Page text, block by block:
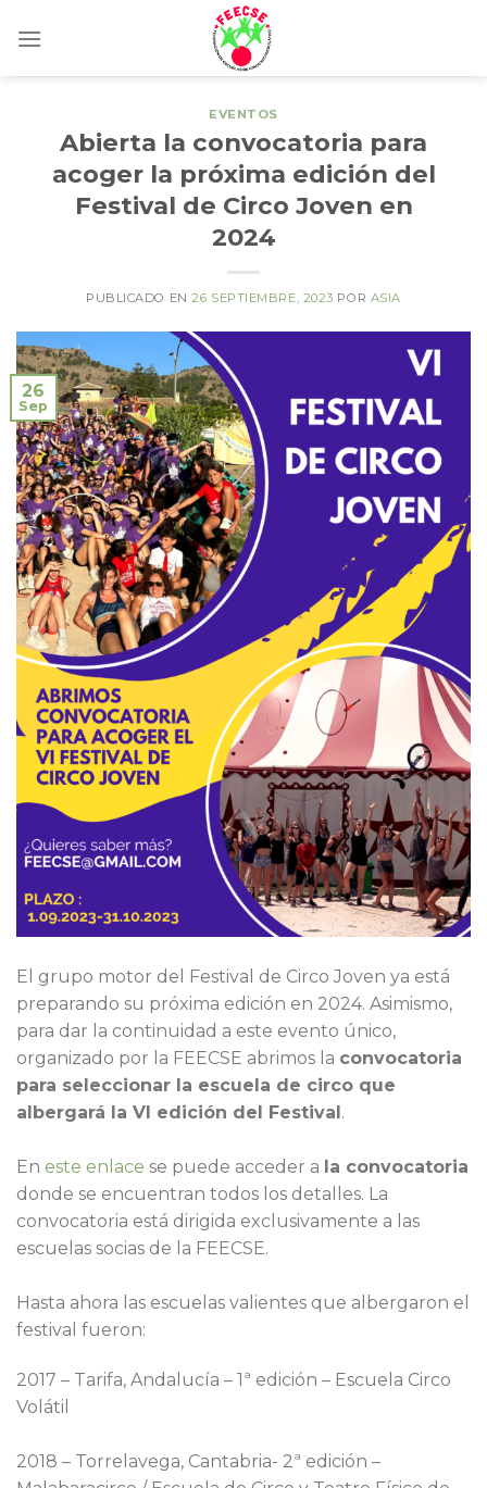
EVENTOS
Abierta la convocatoria para
acoger la próxima edición del
Festival de Circo Joven en
2024
PUBLICADO EN26 SEPTIEMBRE, 2023 POR ASIA
26
Sep
El grupo motor del Festival de Circo Joven ya está
preparando su próxima edición en 2024. Asimismo,
para dar la continuidad a este evento único,
organizado por la FEECSE abrimos la convocatoria
para seleccionar la escuela de circo que
albergará la VI edición del Festival.
En este enlace se puede acceder a la convocatoria
donde se encuentran todos los detalles. La
convocatoria está dirigida exclusivamente a las
escuelas socias de la FEECSE.
Hasta ahora las escuelas valientes que albergaron el
festival fueron:
2017 – Tarifa, Andalucía – 1ª edición – Escuela Circo
Volátil
2018 – Torrelavega, Cantabria- 2ª edición –